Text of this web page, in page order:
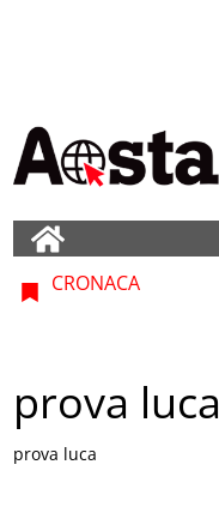
CRONACA
prova luca
prova luca